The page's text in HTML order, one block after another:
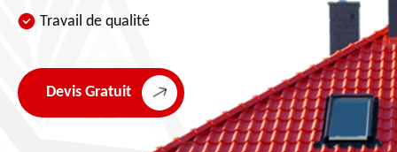
Travail de qualité
Devis Gratuit